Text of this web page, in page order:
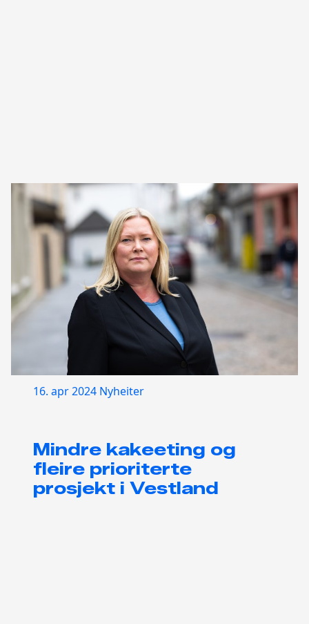
16. apr 2024 Nyheiter
Mindre kakeeting og
fleire prioriterte
prosjekt i Vestland